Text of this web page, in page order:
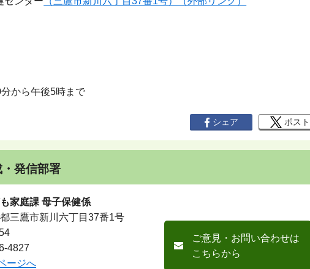
から午後5時まで
シェア ポスト
発信部署
家庭課 母子保健係
三鷹市新川六丁目37番1号
4827
ージへ
ご意見・お問い合わせは
こちらから